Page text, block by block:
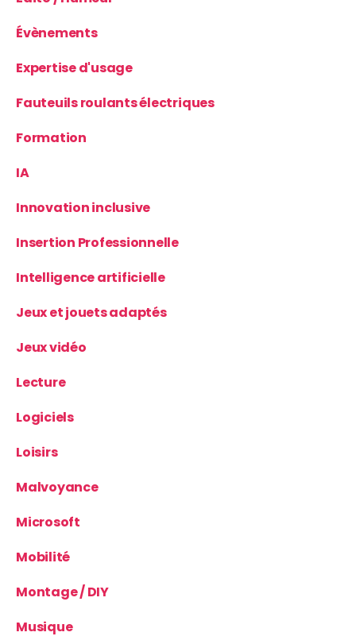
Évènements
Expertise d'usage
Fauteuils roulants électriques
Formation
IA
Innovation inclusive
Insertion Professionnelle
Intelligence artificielle
Jeux et jouets adaptés
Jeux vidéo
Lecture
Logiciels
Loisirs
Malvoyance
Microsoft
Mobilité
Montage / DIY
Musique